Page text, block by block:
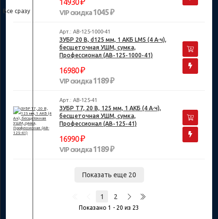
14930
VIP скидка1045 ₽
Арт.: AB-125-1000-41
ЗУБР 20 В, d125 мм, 1 АКБ LMS (4 А·ч),
бесщеточная УШМ, сумка,
Профессионал (AB-125-1000-41)
16980₽
VIP скидка1189 ₽
Арт.: AB-125-41
ЗУБР Т7, 20 В, 125 мм, 1 АКБ (4 А·ч),
бесщеточная УШМ, сумка,
Профессионал (AB-125-41)
16990₽
VIP скидка1189 ₽
Показать еще 20
1 2
Показано 1 - 20 из 23
Все сразу